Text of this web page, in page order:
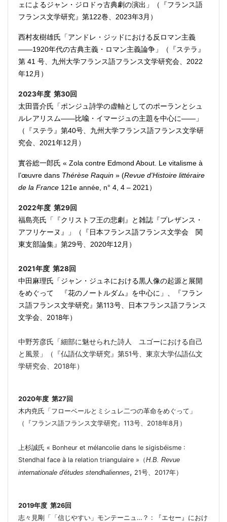
ェによるジャン・ジロドゥ古典劇の演出」（『フランス語
フランス文学研究』第122巻、2023年3月）
西村友樹雄氏「アンドレ・ジッドにおける反ロマン主義
――1920年代の古典主義・ロマン主義論争」（『ステラ』
第 41 号、九州大学フランス語フランス文学研究会、2022
年12月）
2023年度 第30回
太田晋介氏「ポンジュ詩学の虚軸としてのポーランとシュ
ルレアリスム――比喩・イマージュの主題を中心に――」
（『ステラ』第40号、 九州大学フランス語フランス文学研
究会、 2021年12月）
實谷総一郎氏 « Zola contre Edmond About. Le vitalisme à
l’œuvre dans Thérèse Raquin » (Revue d'Histoire littéraire
de la France 121e année, n° 4, 4 – 2021）
2022年度 第29回
福島亮氏「『クリストフ王の悲劇』と雑誌『プレザンス・
アフリケーヌ』」（『日本フランス語フランス文学会 関
東支部論集』第29号、2020年12月）
2021年度 第28回
中田麻理氏「ジャン・ジュネにおける黒人像の起源と展開
をめぐって 『花のノートルダム』を中心に」、『フラン
ス語フランス文学研究』第113号、日本フランス語フランス
文学会、 2018年）
中野芳彦氏「細部に魅せられた詩人 ユゴーにおける自己
と風景」（『仏語仏文学研究』第51号、東京大学仏語仏文
学研究会、 2018年）
2020年度 第27回
木内尭氏「フローベールとミシュレ 二つの革命をめぐって 」
（『フランス語フランス文学研究』 113号、 2018年8 月）
上杉誠氏 « Bonheur et mélancolie dans le sigisbéisme :
Stendhal face à la relation triangulaire » （H.B. Revue
internationale d'études stendhaliennes, 21号、 2017年）
2019年度 第26回
志々見剛「「信じやすい」モンテーニュ…？ :
『エセー』におけ